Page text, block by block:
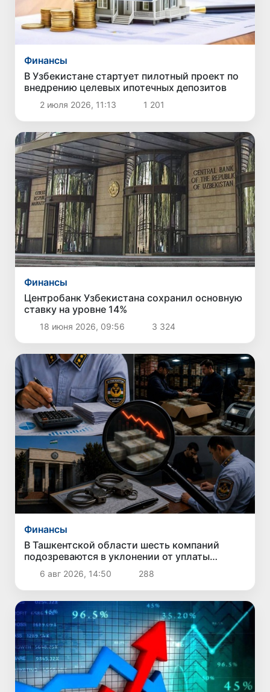
Финансы
В Узбекистане стартует пилотный проект по
внедрению целевых ипотечных депозитов
2 июля 2026, 11:13 1 201
Финансы
Центробанк Узбекистана сохранил основную
ставку на уровне 14%
18 июня 2026, 09:56 3 324
Финансы
В Ташкентской области шесть компаний
подозреваются в уклонении от уплаты
налогов на 42,5 млрд сумов
6 авг 2026, 14:50 288